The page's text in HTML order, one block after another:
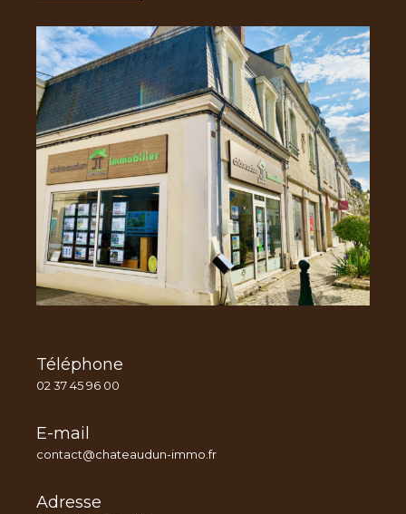
Téléphone
02 37 45 96 00
E-mail
contact@chateaudun-immo.fr
Adresse